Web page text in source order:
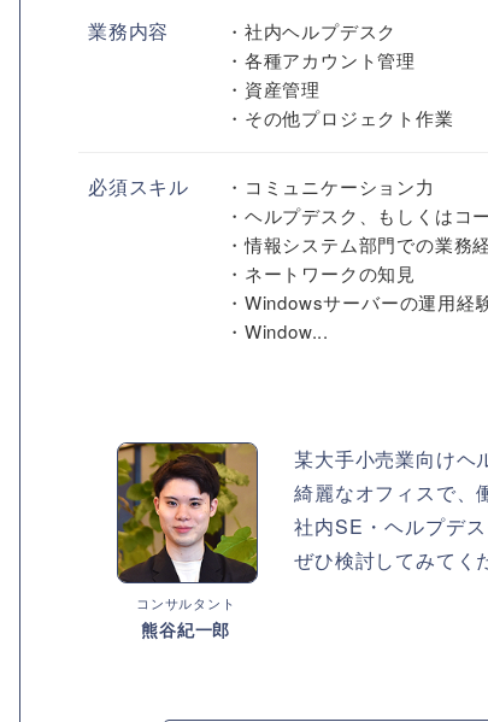
業務内容
・社内ヘルプデスク
・各種アカウント管理
・資産管理
・その他プロジェクト作業
必須スキル
・コミュニケーション力
・ヘルプデスク、もしくはコ
・情報システム部門での業務
・ネートワークの知見
・Windowsサーバーの運用経
・Window...
コンサルタント
熊谷紀一郎
某大手小売業向けヘ
綺麗なオフィスで、
社内SE・ヘルプデ
ぜひ検討してみてく